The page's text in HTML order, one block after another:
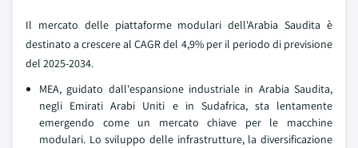
Il mercato delle piattaforme modulari dell'Arabia Saudita è
destinato a crescere al CAGR del 4,9% per il periodo di previsione
del 2025-2034.
MEA, guidato dall'espansione industriale in Arabia Saudita,
negli Emirati Arabi Uniti e in Sudafrica, sta lentamente
emergendo come un mercato chiave per le macchine
modulari. Lo sviluppo delle infrastrutture, la diversificazione